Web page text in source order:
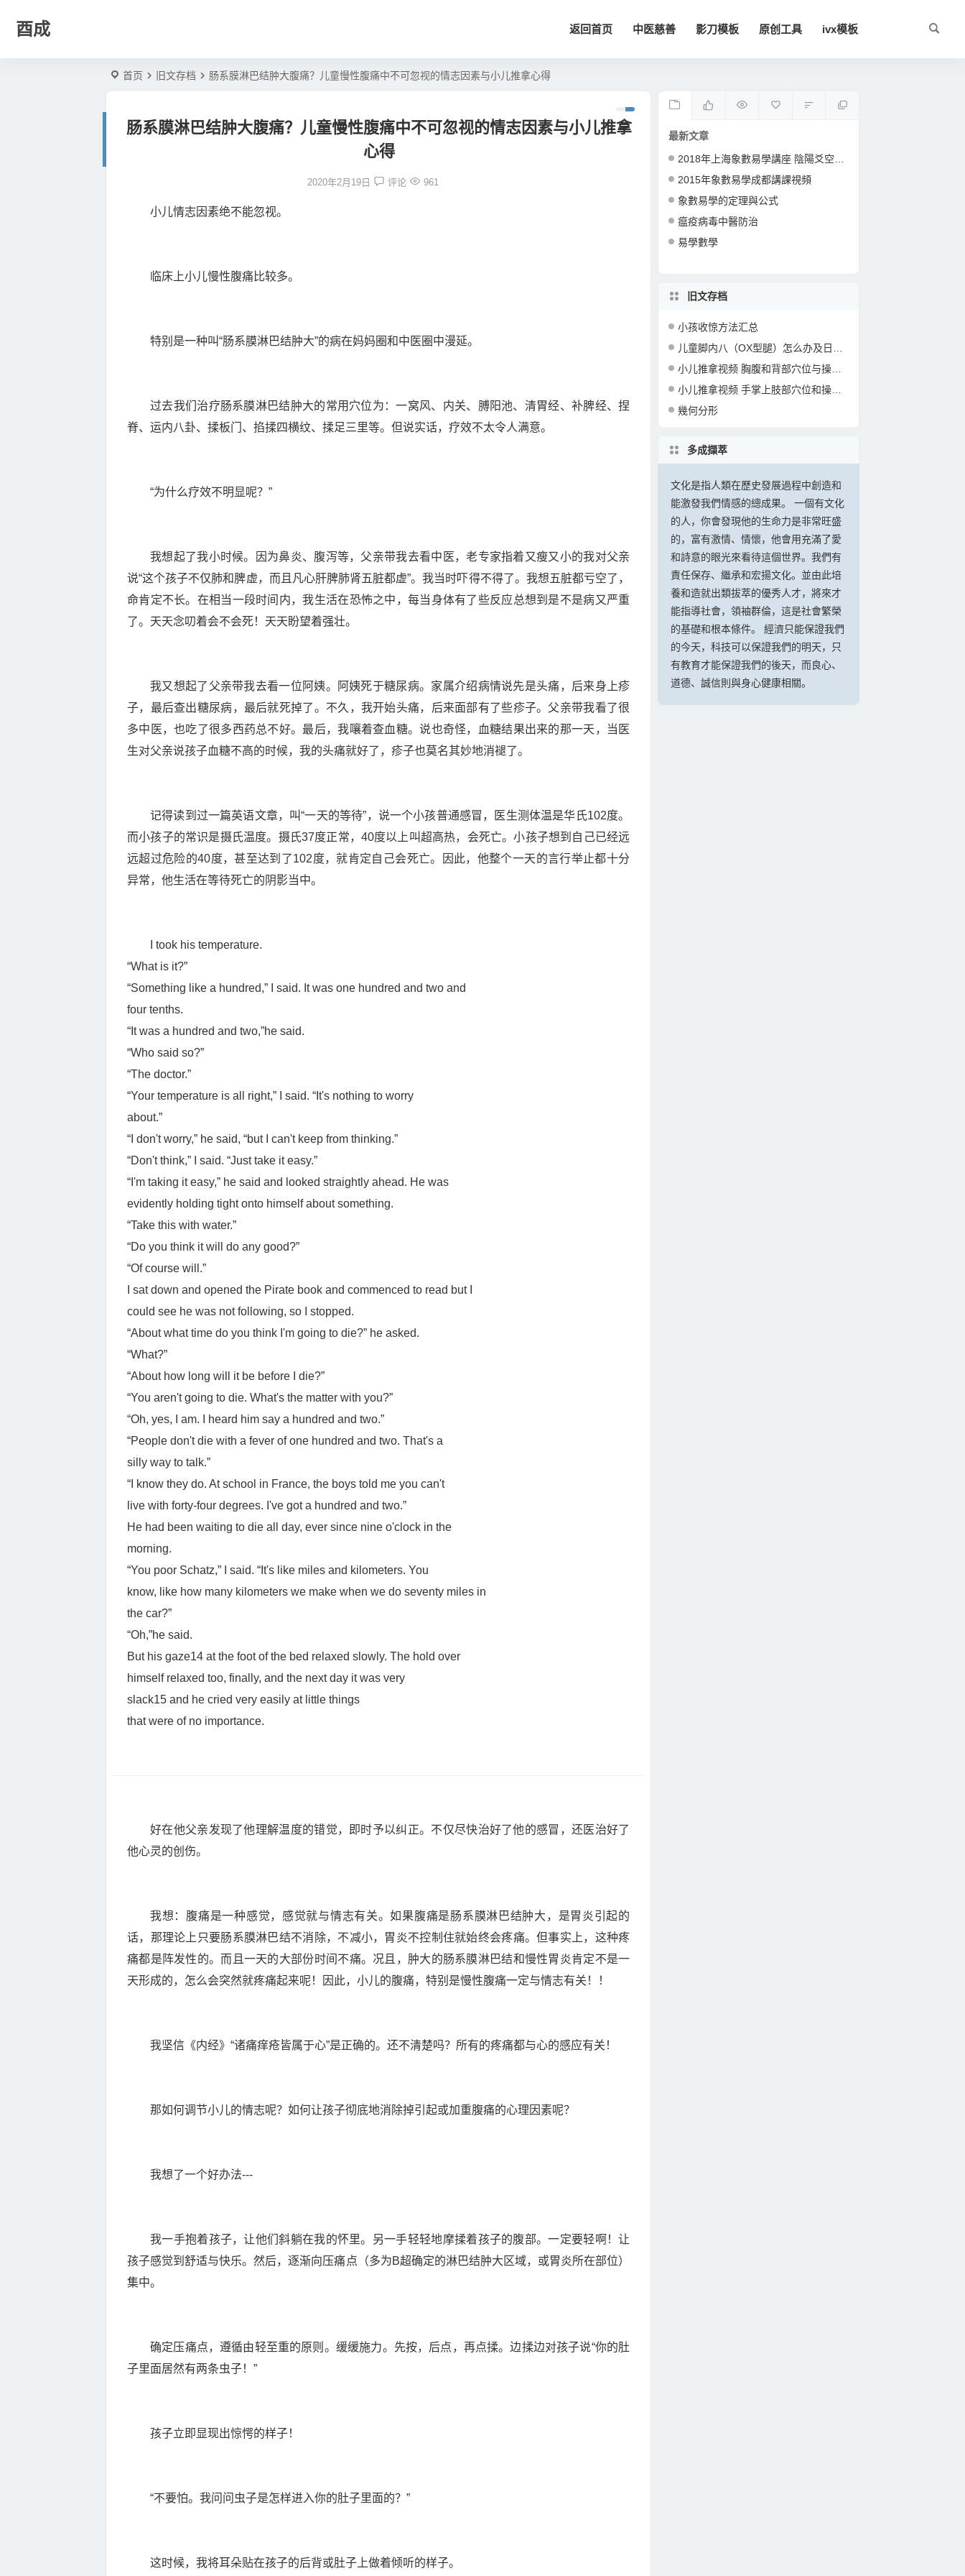
酉成 返回首页 中医慈善 影刀模板 原创工具 ivx模板
首页 旧文存档 肠系膜淋巴结肿大腹痛？儿童慢性腹痛中不可忽视的情志因素与小儿推拿心得
肠系膜淋巴结肿大腹痛？儿童慢性腹痛中不可忽视的情志因素与小儿推拿
心得
2020年2月19日 评论 961
小儿情志因素绝不能忽视。
临床上小儿慢性腹痛比较多。
特别是一种叫“肠系膜淋巴结肿大”的病在妈妈圈和中医圈中漫延。
过去我们治疗肠系膜淋巴结肿大的常用穴位为：一窝风、内关、膊阳池、清胃经、补脾经、捏
脊、运内八卦、揉板门、掐揉四横纹、揉足三里等。但说实话，疗效不太令人满意。
“为什么疗效不明显呢？”
我想起了我小时候。因为鼻炎、腹泻等，父亲带我去看中医，老专家指着又瘦又小的我对父亲
说“这个孩子不仅肺和脾虚，而且凡心肝脾肺肾五脏都虚”。我当时吓得不得了。我想五脏都亏空了，
命肯定不长。在相当一段时间内，我生活在恐怖之中，每当身体有了些反应总想到是不是病又严重
了。天天念叨着会不会死！天天盼望着强壮。
我又想起了父亲带我去看一位阿姨。阿姨死于糖尿病。家属介绍病情说先是头痛，后来身上疹
子，最后查出糖尿病，最后就死掉了。不久，我开始头痛，后来面部有了些疹子。父亲带我看了很
多中医，也吃了很多西药总不好。最后，我嚷着查血糖。说也奇怪，血糖结果出来的那一天，当医
生对父亲说孩子血糖不高的时候，我的头痛就好了，疹子也莫名其妙地消褪了。
记得读到过一篇英语文章，叫“一天的等待”，说一个小孩普通感冒，医生测体温是华氏102度。
而小孩子的常识是摄氏温度。摄氏37度正常，40度以上叫超高热，会死亡。小孩子想到自己已经远
远超过危险的40度，甚至达到了102度，就肯定自己会死亡。因此，他整个一天的言行举止都十分
异常，他生活在等待死亡的阴影当中。
I took his temperature.
“What is it?”
“Something like a hundred,” I said. It was one hundred and two and
four tenths.
“It was a hundred and two,”he said.
“Who said so?”
“The doctor.”
“Your temperature is all right,” I said. “It's nothing to worry
about.”
“I don't worry,” he said, “but I can't keep from thinking.”
“Don't think,” I said. “Just take it easy.”
“I'm taking it easy,” he said and looked straightly ahead. He was
evidently holding tight onto himself about something.
“Take this with water.”
“Do you think it will do any good?”
“Of course will.”
I sat down and opened the Pirate book and commenced to read but I
could see he was not following, so I stopped.
“About what time do you think I'm going to die?” he asked.
“What?”
“About how long will it be before I die?”
“You aren't going to die. What's the matter with you?”
“Oh, yes, I am. I heard him say a hundred and two.”
“People don't die with a fever of one hundred and two. That's a
silly way to talk.”
“I know they do. At school in France, the boys told me you can't
live with forty-four degrees. I've got a hundred and two.”
He had been waiting to die all day, ever since nine o'clock in the
morning.
“You poor Schatz,” I said. “It's like miles and kilometers. You
know, like how many kilometers we make when we do seventy miles in
the car?”
“Oh,”he said.
But his gaze14 at the foot of the bed relaxed slowly. The hold over
himself relaxed too, finally, and the next day it was very
slack15 and he cried very easily at little things
that were of no importance.
好在他父亲发现了他理解温度的错觉，即时予以纠正。不仅尽快治好了他的感冒，还医治好了
他心灵的创伤。
我想：腹痛是一种感觉，感觉就与情志有关。如果腹痛是肠系膜淋巴结肿大，是胃炎引起的
话，那理论上只要肠系膜淋巴结不消除，不减小，胃炎不控制住就始终会疼痛。但事实上，这种疼
痛都是阵发性的。而且一天的大部份时间不痛。况且，肿大的肠系膜淋巴结和慢性胃炎肯定不是一
天形成的，怎么会突然就疼痛起来呢！因此，小儿的腹痛，特别是慢性腹痛一定与情志有关！！
我坚信《内经》“诸痛痒疮皆属于心”是正确的。还不清楚吗？所有的疼痛都与心的感应有关！
那如何调节小儿的情志呢？如何让孩子彻底地消除掉引起或加重腹痛的心理因素呢？
我想了一个好办法---
我一手抱着孩子，让他们斜躺在我的怀里。另一手轻轻地摩揉着孩子的腹部。一定要轻啊！让
孩子感觉到舒适与快乐。然后，逐渐向压痛点（多为B超确定的淋巴结肿大区域，或胃炎所在部位）
集中。
确定压痛点，遵循由轻至重的原则。缓缓施力。先按，后点，再点揉。边揉边对孩子说“你的肚
子里面居然有两条虫子！”
孩子立即显现出惊愕的样子！
“不要怕。我问问虫子是怎样进入你的肚子里面的？”
这时候，我将耳朵贴在孩子的后背或肚子上做着倾听的样子。
最新文章
2018年上海象數易學講座 陰陽爻空間卦形
2015年象數易學成都講課視頻
象數易學的定理與公式
瘟疫病毒中醫防治
易學數學
旧文存档
小孩收惊方法汇总
儿童脚内八（OX型腿）怎么办及日常习惯纠正
小儿推拿视频 胸腹和背部穴位与操作手法
小儿推拿视频 手掌上肢部穴位和操作手法
幾何分形
多成擷萃
文化是指人類在歷史發展過程中創造和
能激發我們情感的總成果。 一個有文化
的人，你會發現他的生命力是非常旺盛
的，富有激情、情懷，他會用充滿了愛
和詩意的眼光來看待這個世界。我們有
責任保存、繼承和宏揚文化。並由此培
養和造就出類拔萃的優秀人才，將來才
能指導社會，領袖群倫，這是社會繁榮
的基礎和根本條件。 經濟只能保證我們
的今天，科技可以保證我們的明天，只
有教育才能保證我們的後天，而良心、
道德、誠信則與身心健康相關。